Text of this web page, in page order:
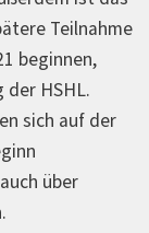
Teilnahme
beginnen,
HSHL.
sich auf der
über